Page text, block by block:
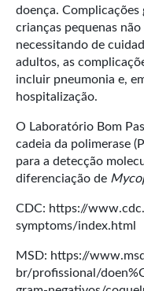
doença. Complicações
crianças pequenas
necessitando de
adultos, as
incluir pneumonia e,
hospitalização.
O Laboratório Bom
cadeia da polimerase
para a detecção
diferenciação de
CDC: https://
symptoms/index.html
MSD: https://
br/profissional/